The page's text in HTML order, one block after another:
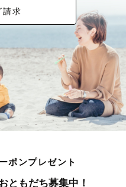
請求
ポンプレゼント
ともだち募集中！